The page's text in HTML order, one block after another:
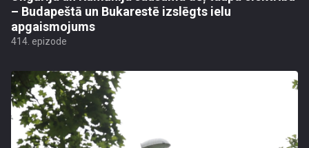
– Budapeštā un Bukarestē izslēgts ielu
apgaismojums
414. epizode